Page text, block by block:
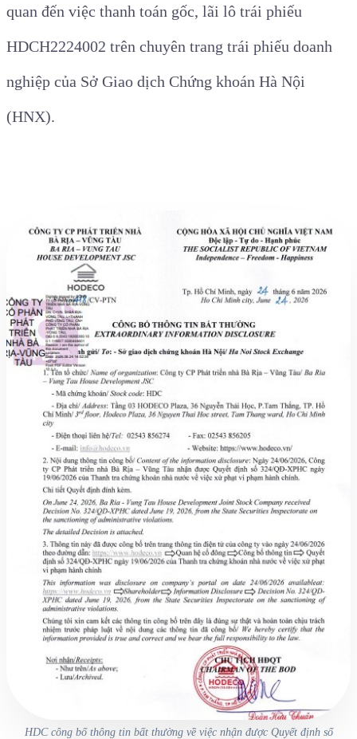
quan đến việc thanh toán gốc, lãi lô trái phiếu
HDCH2224002 trên chuyên trang trái phiếu doanh
nghiệp của Sở Giao dịch Chứng khoán Hà Nội
(HNX).
HDC công bố thông tin bất thường về việc nhận được Quyết định số